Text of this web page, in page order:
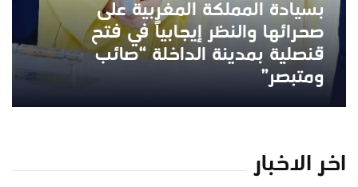
بسيادة المملكة المغربية على
صحرائها والنظر إيجابياً في فتح
قنصلية بمدينة الداخلة “صائب
ومتبصر”
اخر الاخبار